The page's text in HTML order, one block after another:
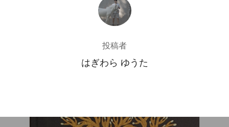
投稿者
はぎわら ゆうた